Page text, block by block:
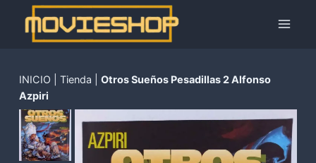
Saltar
contenido
INICIO Tienda
Otros Sueños Pesadillas 2 Alfonso
Azpiri